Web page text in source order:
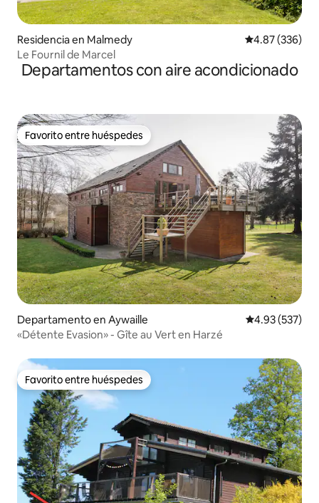
Residencia en Malmedy Calificación
4.87 (336)
Le Fournil de Marcel
Departamentos con aire acondicionado
Favorito entre huéspedes
Favorito entre huéspedes
Departamento en Aywaille Calificación
4.93 (537)
«Détente Evasion» - Gîte au Vert en Harzé
Favorito entre huéspedes
Favorito entre huéspedes